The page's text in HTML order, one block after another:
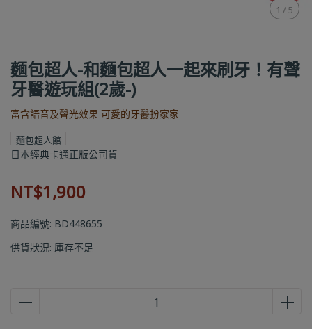
1 /5
麵包超人-和麵包超人一起來刷牙！有聲
牙醫遊玩組(2歲-)
富含語音及聲光效果 可愛的牙醫扮家家
麵包超人館
日本經典卡通正版公司貨
NT$1,900
商品編號: BD448655
供貨狀況: 庫存不足